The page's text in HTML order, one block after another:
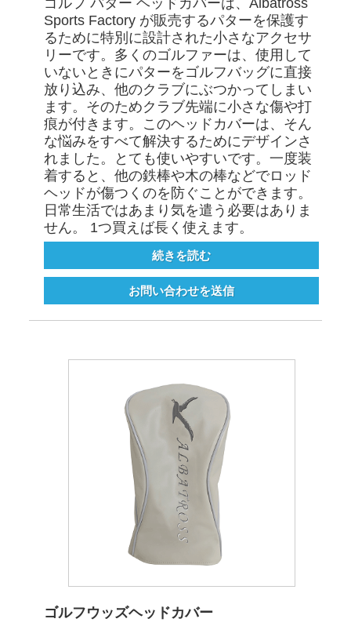
Sports Factory が販売するパターを保護す
るために特別に設計された小さなアクセサ
リーです。多くのゴルファーは、使用して
いないときにパターをゴルフバッグに直接
放り込み、他のクラブにぶつかってしまい
ます。そのためクラブ先端に小さな傷や打
痕が付きます。このヘッドカバーは、そん
な悩みをすべて解決するためにデザインさ
れました。とても使いやすいです。一度装
着すると、他の鉄棒や木の棒などでロッド
ヘッドが傷つくのを防ぐことができます。
日常生活ではあまり気を遣う必要はありま
せん。 1つ買えば長く使えます。
続きを読む
お問い合わせを送信
ゴルフウッズヘッドカバー